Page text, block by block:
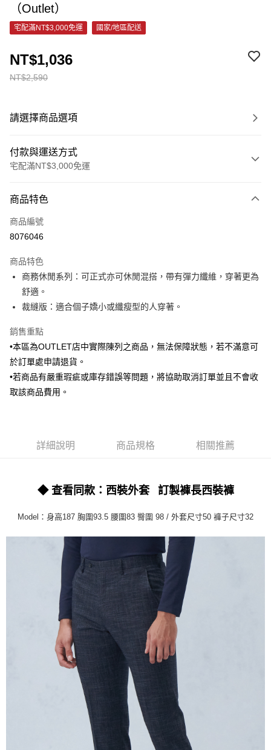
（Outlet）
宅配滿NT$3,000免運 國家/地區配送
NT$2,590
NT$1,036
請選擇商品選項
付款與運送方式
宅配滿NT$3,000免運
信用卡一次付款
信用卡分期付款
合作金庫商業銀行
華南商業銀行
彰化商業銀行
上海商業儲蓄銀行
國泰世華商業銀行
兆豐國際商業銀行
匯豐（台灣）商業銀行
聯邦商業銀行
遠東國際商業銀行
元大商業銀行
台新國際商業銀行
中國信託商業銀行
台灣樂天信用卡公司
6 期 0 利率 每期
華南商業銀行
上海商業儲蓄銀行
台北富邦商業銀行
臺灣中小企業銀行
匯豐（台灣）商業銀行
華泰商業銀行
聯邦商業銀行
元大商業銀行
永豐商業銀行
玉山商業銀行
LINE Pay
Apple Pay
街口支付
悠遊付
Google Pay
【關於「AFTEE先享後付」】
１．簡單：不需註冊會員、不需綁卡、不需儲值。
２．便利：只要手機號碼，簡訊認證，即可結帳。
１．於結帳方式選擇「AFTEE先享後付」後，將跳轉至「AFTEE先享後付」
結帳頁面，進行簡訊認證並確認金額後，即可完成結帳。
２．訂單成立數日內，您將收到繳費通知簡訊。
３．收到繳費通知簡訊後14天內，點擊此簡訊中的連結，可透過四大超商／
ATM／網路銀行／等多元方式進行付款，方視為交易完成。
※ 請注意：結帳手續完成當下不需立刻繳費，但若您需要取消訂單，請聯絡
購買商品的店家。未經商家同意取消之訂單仍視為有效，需透過AFTEE先享
後付繳納相關費用。
※ 交易是否成功請以「AFTEE先享後付 」之結帳頁面顯示為準，若有關於
是否繳費成功／繳費後需取消欲退款等相關疑問，請聯繫「AFTEE先享後付
客戶支援中心」https://netprotections.freshdesk.com/support/home
１．透過由恩沛科技股份有限公司提供之「AFTEE先享後付」服務完成之交
易，需依本服務之必要範圍內提供個人資料，並將交易相關給付款項請求債
權轉讓予恩沛科技股份有限公司。
２．關於個人資料處理事宜，請瀏覽以下網址：
https://aftee.tw/terms/#terms3
３．未成年的使用者請事先徵得法定代理人或監護人之同意方可使用
「AFTEE先享後付」，若未經同意申辦者引起之損失，本公司不負相關責
運送方式
新竹物流離島宅配
每筆NT$350，滿NT$3,500(含以上)免運費
LINEX 宇迅國際
商品特色
商品編號
8076046
商品特色
商務休閒系列：可正式亦可休閒混搭，帶有彈力纖維，穿著更為
舒適。
裁縫版：適合個子嬌小或纖瘦型的人穿著。
銷售重點
•本區為OUTLET店中實際陳列之商品，無法保障狀態，若不滿意可
於訂單處申請退貨。
•若商品有嚴重瑕疵或庫存錯誤等問題，將協助取消訂單並且不會收
取該商品費用。
詳細說明 商品規格 相關推薦
◆ 查看同款：西裝外套 訂製褲長西裝褲
Model：身高187 胸圍93.5 腰圍83 臀圍 98 / 外套尺寸50 褲子尺寸32